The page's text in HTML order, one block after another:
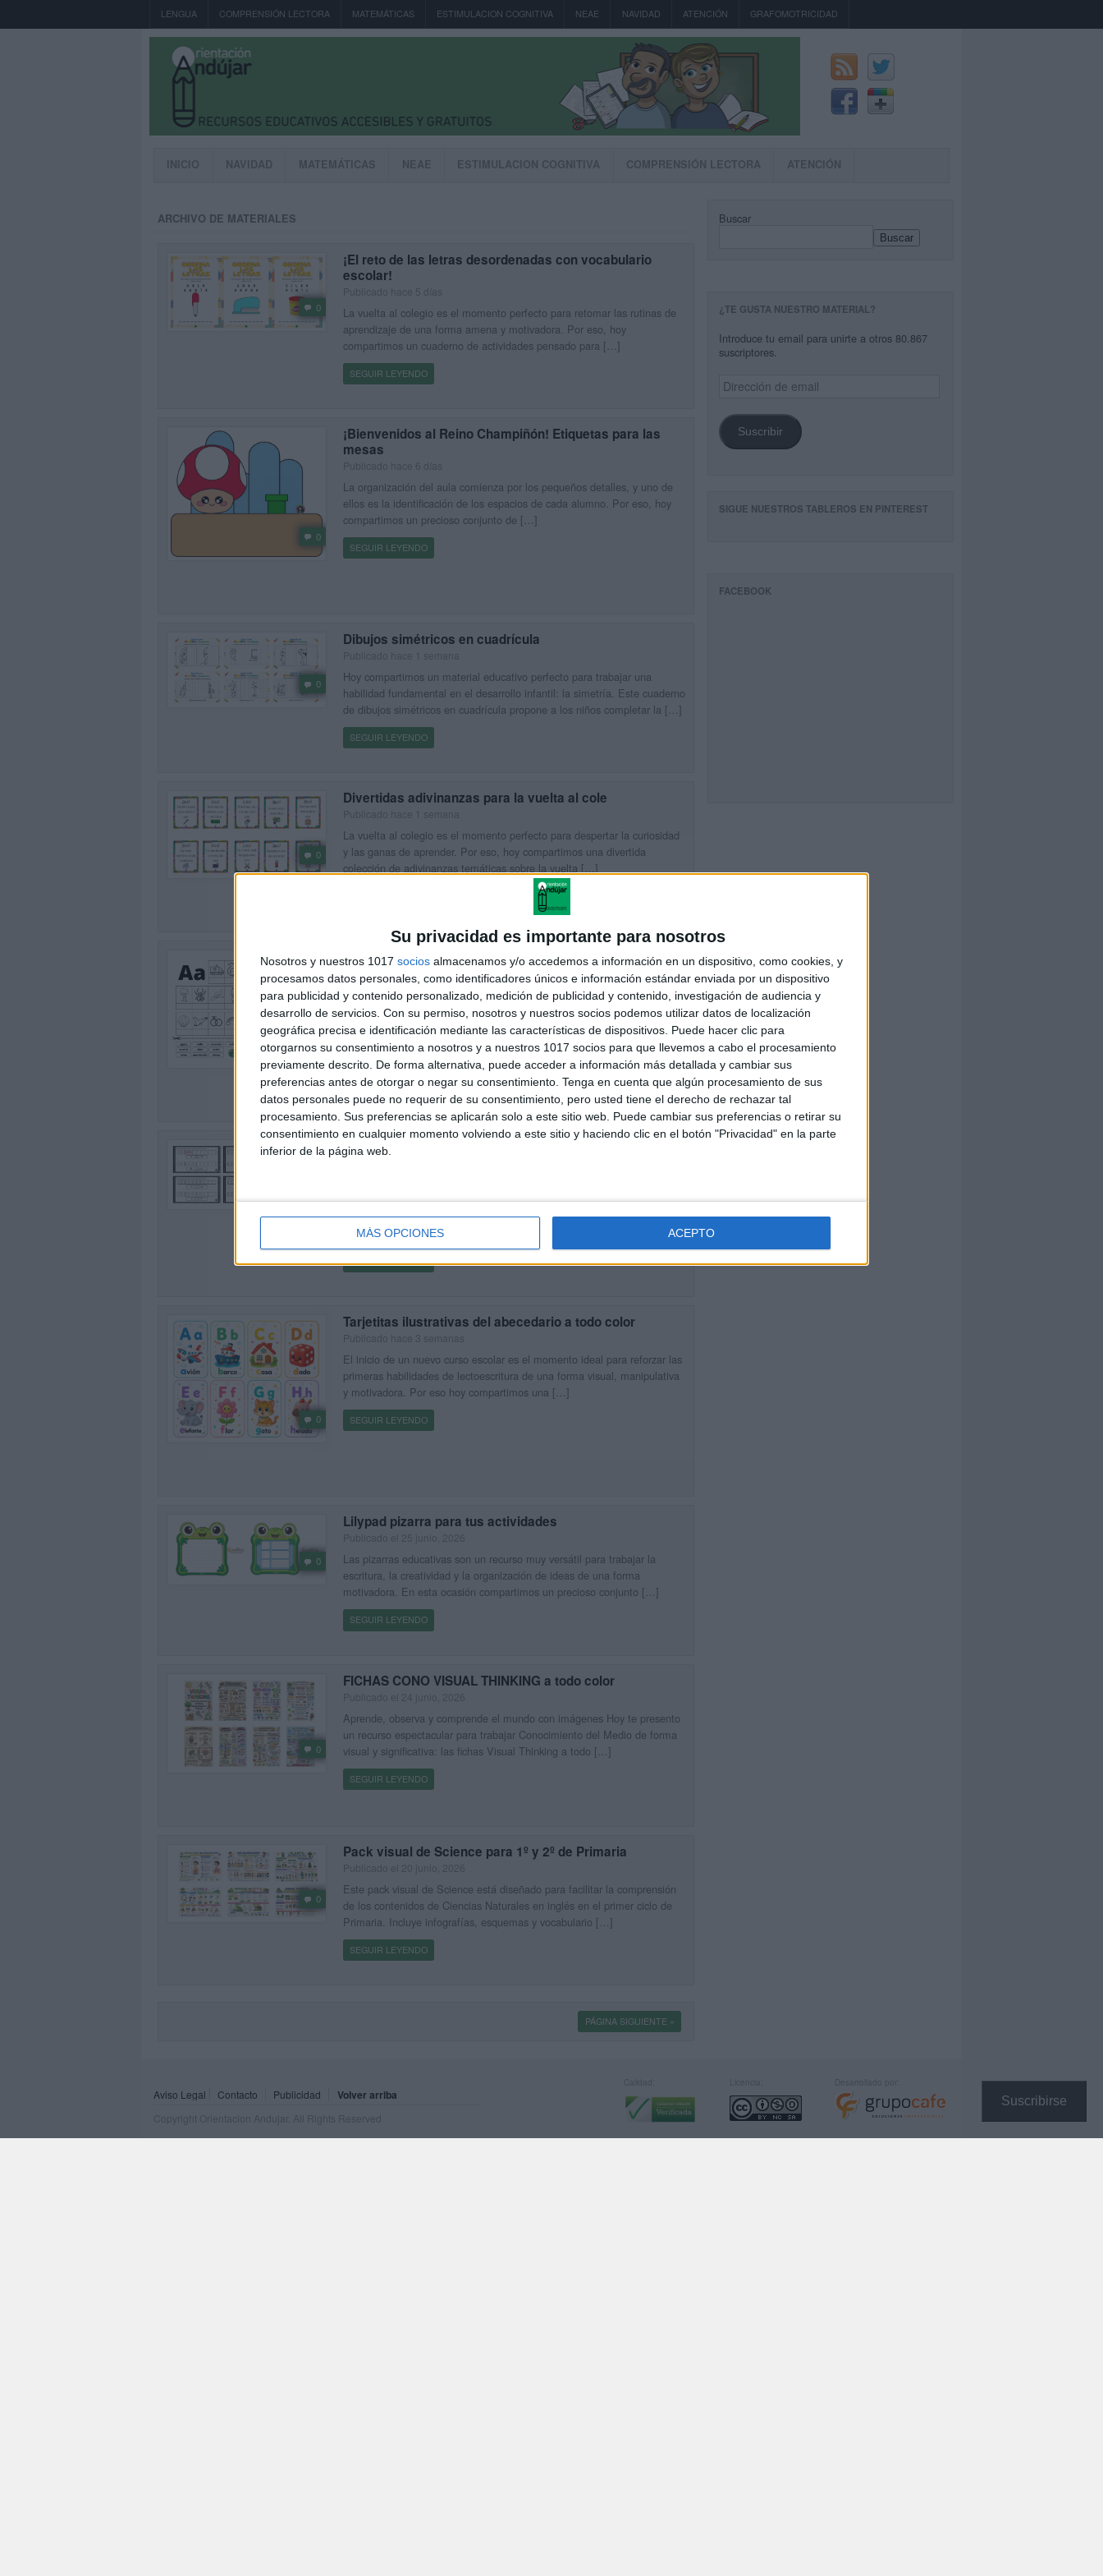
Su privacidad es importante para nosotros
Nosotros y nuestros 1017 socios almacenamos y/o accedemos a información en un dispositivo, como cookies, y
procesamos datos personales, como identificadores únicos e información estándar enviada por un dispositivo
para publicidad y contenido personalizado, medición de publicidad y contenido, investigación de audiencia y
desarrollo de servicios. Con su permiso, nosotros y nuestros socios podemos utilizar datos de localización
geográfica precisa e identificación mediante las características de dispositivos. Puede hacer clic para
otorgarnos su consentimiento a nosotros y a nuestros 1017 socios para que llevemos a cabo el procesamiento
previamente descrito. De forma alternativa, puede acceder a información más detallada y cambiar sus
preferencias antes de otorgar o negar su consentimiento. Tenga en cuenta que algún procesamiento de sus
datos personales puede no requerir de su consentimiento, pero usted tiene el derecho de rechazar tal
procesamiento. Sus preferencias se aplicarán solo a este sitio web. Puede cambiar sus preferencias o retirar su
consentimiento en cualquier momento volviendo a este sitio y haciendo clic en el botón "Privacidad" en la parte
inferior de la página web.
MÁS OPCIONES ACEPTO
Suscribirse
LENGUA COMPRENSIÓN LECTORA MATEMÁTICAS ESTIMULACION COGNITIVA NEAE NAVIDAD ATENCIÓN GRAFOMOTRICIDAD
INICIO NAVIDAD MATEMÁTICAS NEAE ESTIMULACION COGNITIVA COMPRENSIÓN LECTORA ATENCIÓN
ARCHIVO DE MATERIALES
0
¡El reto de las letras desordenadas con vocabulario
escolar!
La vuelta al colegio es el momento perfecto para retomar las rutinas de
aprendizaje de una forma amena y motivadora. Por eso, hoy
compartimos un cuaderno de actividades pensado para […]
SEGUIR LEYENDO
0
¡Bienvenidos al Reino Champiñón! Etiquetas para las
mesas
La organización del aula comienza por los pequeños detalles, y uno de
ellos es la identificación de los espacios de cada alumno. Por eso, hoy
compartimos un precioso conjunto de […]
SEGUIR LEYENDO
0
Dibujos simétricos en cuadrícula
Hoy compartimos un material educativo perfecto para trabajar una
habilidad fundamental en el desarrollo infantil: la simetría. Este cuaderno
de dibujos simétricos en cuadrícula propone a los niños completar la […]
SEGUIR LEYENDO
0
Divertidas adivinanzas para la vuelta al cole
La vuelta al colegio es el momento perfecto para despertar la curiosidad
y las ganas de aprender. Por eso, hoy compartimos una divertida
colección de adivinanzas temáticas sobre la vuelta […]
0
Manipulativo para trabajar las vocales con palabras e
imágenes
Publicado hace 1 semana
El aprendizaje de las vocales es uno de los primeros pasos en el proceso
de adquisición de la lectura y la escritura. Por eso, hoy compartimos un
recurso muy práctico […]
SEGUIR LEYENDO
Restas veraniegas para que los peques de la casa
repasen y se diviertan
El verano es una oportunidad perfecta para seguir aprendiendo de una
forma relajada, manipulativa y muy motivadora. Por eso, hoy
compartimos un recurso pensado para que los niños practiquen las […]
SEGUIR LEYENDO
0
Tarjetitas ilustrativas del abecedario a todo color
Publicado hace 3 semanas
El inicio de un nuevo curso escolar es el momento ideal para reforzar las
primeras habilidades de lectoescritura de una forma visual, manipulativa
y motivadora. Por eso hoy compartimos una […]
SEGUIR LEYENDO
0
Lilypad pizarra para tus actividades
Las pizarras educativas son un recurso muy versátil para trabajar la
escritura, la creatividad y la organización de ideas de una forma
motivadora. En esta ocasión compartimos un precioso conjunto […]
SEGUIR LEYENDO
0
FICHAS CONO VISUAL THINKING a todo color
Aprende, observa y comprende el mundo con imágenes Hoy te presento
un recurso espectacular para trabajar Conocimiento del Medio de forma
visual y significativa: las fichas Visual Thinking a todo […]
SEGUIR LEYENDO
0
Pack visual de Science para 1º y 2º de Primaria
Este pack visual de Science está diseñado para facilitar la comprensión
de los contenidos de Ciencias Naturales en inglés en el primer ciclo de
Primaria. Incluye infografías, esquemas y vocabulario […]
SEGUIR LEYENDO
PÁGINA SIGUIENTE »
Buscar
Buscar
¿TE GUSTA NUESTRO MATERIAL?
Introduce tu email para unirte a otros 80.867
suscriptores.
Dirección
de
Suscribir
SIGUE NUESTROS TABLEROS EN PINTEREST
FACEBOOK
Aviso Legal Contacto Publicidad Volver arriba